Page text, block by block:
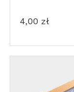
4,00 zł